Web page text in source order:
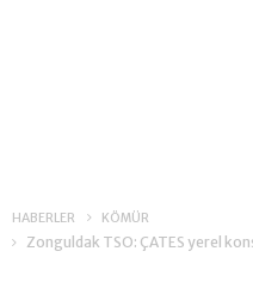
HABERLER KÖMÜR
Zonguldak TSO: ÇATES yerel